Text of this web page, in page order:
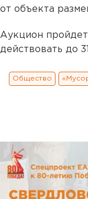
от объекта
Аукцион
действовать до
Общество